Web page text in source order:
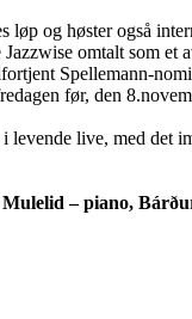
løp og høster også
omtalt som et
Spellemann-
før, den
levende live, med det
– piano,